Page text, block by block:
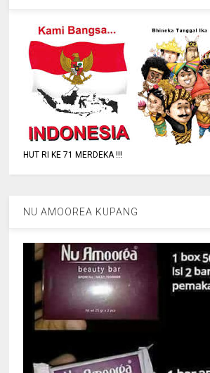
HUT RI KE 71 MERDEKA !!!
NU AMOOREA KUPANG